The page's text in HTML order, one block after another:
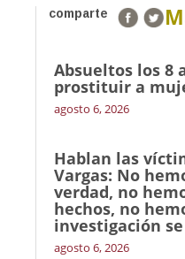
comparte
Absueltos los 8
prostituir a
agosto 6, 2026
Hablan las
Vargas: No
verdad, no
hechos, no
investigación
agosto 6, 2026